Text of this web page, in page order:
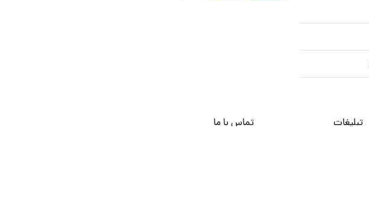
تبلیغات تماس با ما